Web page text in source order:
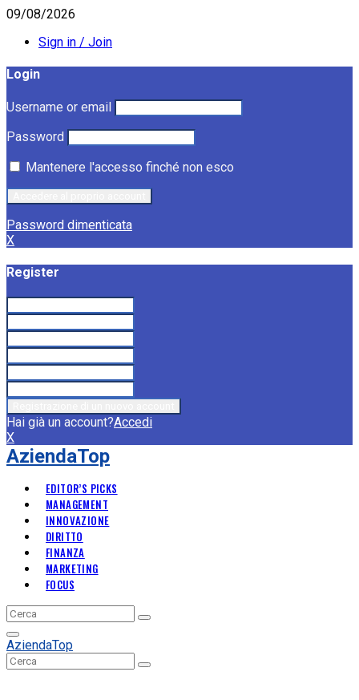
09/08/2026
Sign in / Join
Login
Username or email
Password
Mantenere l'accesso finché non esco
Password dimenticata
X
Register
Hai già un account?Accedi
X
AziendaTop
EDITOR’S PICKS
MANAGEMENT
INNOVAZIONE
DIRITTO
FINANZA
MARKETING
FOCUS
Search
for:
Search
Primary
Menu
AziendaTop
Search
for:
Search